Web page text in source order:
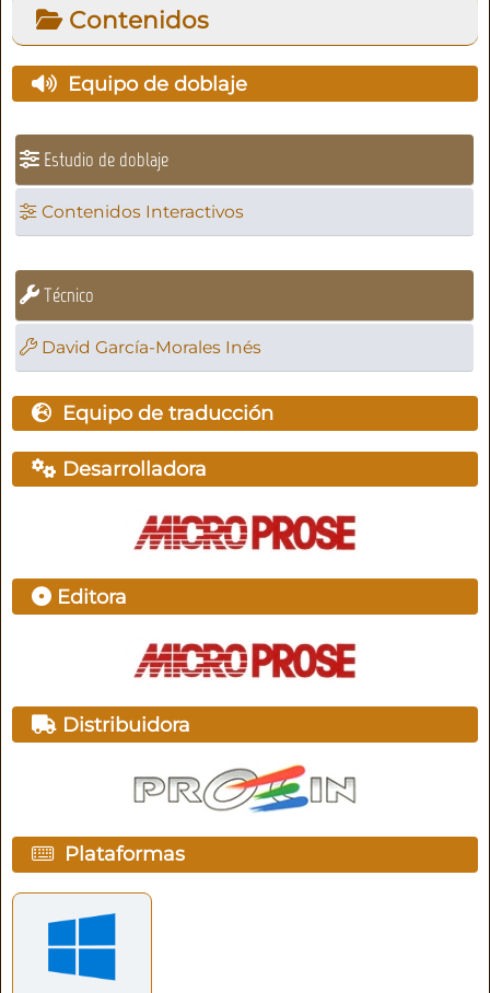
Contenidos
Equipo de doblaje
Estudio de doblaje
Contenidos Interactivos
Técnico
David García-Morales Inés
Equipo de traducción
Desarrolladora
Editora
Distribuidora
Plataformas